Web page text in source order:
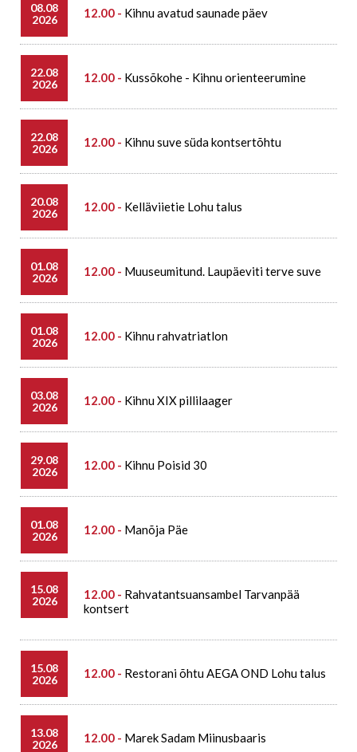
08.08
2026
12.00 - Kihnu avatud saunade päev
22.08
2026
12.00 - Kussõkohe - Kihnu orienteerumine
22.08
2026
12.00 - Kihnu suve süda kontsertõhtu
20.08
2026
12.00 - Kelläviietie Lohu talus
01.08
2026
12.00 - Muuseumitund. Laupäeviti terve suve
01.08
2026
12.00 - Kihnu rahvatriatlon
03.08
2026
12.00 - Kihnu XIX pillilaager
29.08
2026
12.00 - Kihnu Poisid 30
01.08
2026
12.00 - Manõja Päe
15.08
2026
12.00 - Rahvatantsuansambel Tarvanpää
kontsert
15.08
2026
12.00 - Restorani õhtu AEGA OND Lohu talus
13.08
2026
12.00 - Marek Sadam Miinusbaaris